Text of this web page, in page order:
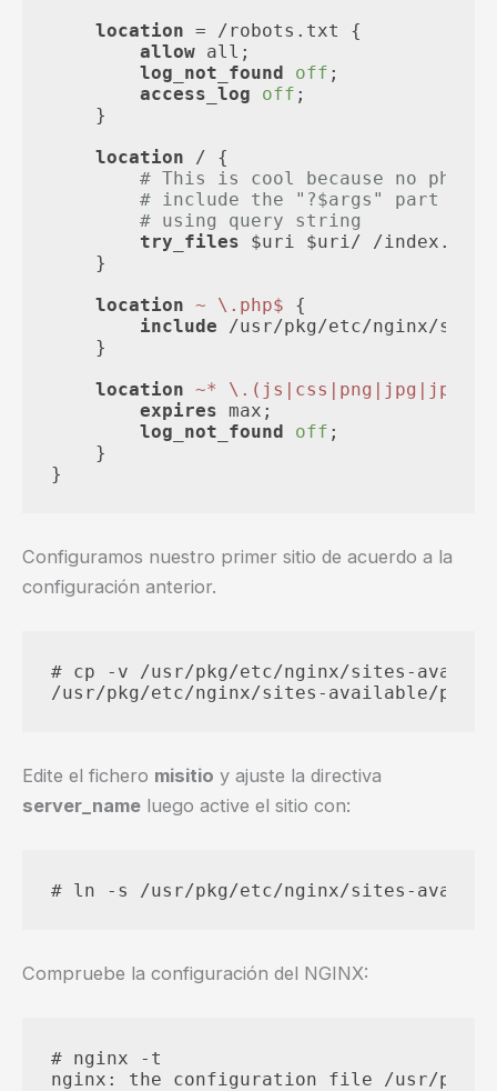
location = /robots.txt {
allow all;
log_not_found
off ;
access_log
off ;
    }
location / {
# This is cool because no php
# include the "?$args" part so
# using query string
try_files $uri $uri/ /
    }
location ~ \.php$ {
include /usr/pkg/etc/nginx/
    }
location ~*
expires max;
log_not_found
off ;
    }
Configuramos nuestro primer sitio de acuerdo a la
configuración anterior.
# cp -v /usr/pkg/etc/nginx/sites-
Edite el fichero misitio y ajuste la directiva
server_name luego active el sitio con:
Compruebe la configuración del NGINX:
# nginx -t
nginx: the configuration file /usr/pkg/